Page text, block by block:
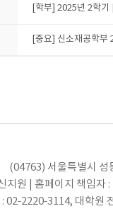
[학부] 2025년 2학
[중요] 신소재공학부
(04763) 서울특별시 성
지원 | 홈페이지 책임자
: 02-2220-3114, 대학원